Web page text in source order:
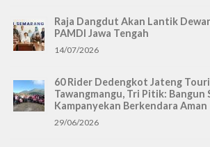
Raja Dangdut Akan Lantik
PAMDI Jawa Tengah
14/07/2026
60 Rider Dedengkot Jateng
Tawangmangu, Tri Pitik: Bangun
Kampanyekan Berkendara Aman
29/06/2026